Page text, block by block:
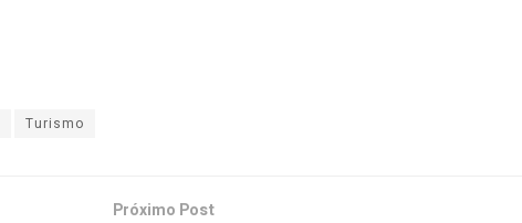
Turismo
Próximo Post